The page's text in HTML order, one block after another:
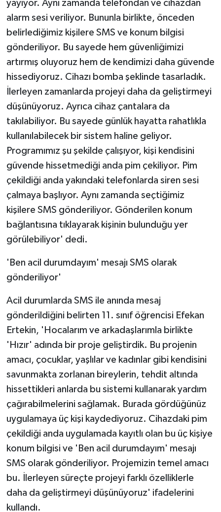
yayıyor. Aynı zamanda telefondan ve cihazdan
alarm sesi veriliyor. Bununla birlikte, önceden
belirlediğimiz kişilere SMS ve konum bilgisi
gönderiliyor. Bu sayede hem güvenliğimizi
artırmış oluyoruz hem de kendimizi daha güvende
hissediyoruz. Cihazı bomba şeklinde tasarladık.
İlerleyen zamanlarda projeyi daha da geliştirmeyi
düşünüyoruz. Ayrıca cihaz çantalara da
takılabiliyor. Bu sayede günlük hayatta rahatlıkla
kullanılabilecek bir sistem haline geliyor.
Programımız şu şekilde çalışıyor, kişi kendisini
güvende hissetmediği anda pim çekiliyor. Pim
çekildiği anda yakındaki telefonlarda siren sesi
çalmaya başlıyor. Aynı zamanda seçtiğimiz
kişilere SMS gönderiliyor. Gönderilen konum
bağlantısına tıklayarak kişinin bulunduğu yer
görülebiliyor' dedi.
'Ben acil durumdayım' mesajı SMS olarak
gönderiliyor'
Acil durumlarda SMS ile anında mesaj
gönderildiğini belirten 11. sınıf öğrencisi Efekan
Ertekin, 'Hocalarım ve arkadaşlarımla birlikte
'Hızır' adında bir proje geliştirdik. Bu projenin
amacı, çocuklar, yaşlılar ve kadınlar gibi kendisini
savunmakta zorlanan bireylerin, tehdit altında
hissettikleri anlarda bu sistemi kullanarak yardım
çağırabilmelerini sağlamak. Burada gördüğünüz
uygulamaya üç kişi kaydediyoruz. Cihazdaki pim
çekildiği anda uygulamada kayıtlı olan bu üç kişiye
konum bilgisi ve 'Ben acil durumdayım' mesajı
SMS olarak gönderiliyor. Projemizin temel amacı
bu. İlerleyen süreçte projeyi farklı özelliklerle
daha da geliştirmeyi düşünüyoruz' ifadelerini
kullandı.